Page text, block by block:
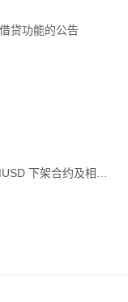
贷功能的公告
下架合约及相关